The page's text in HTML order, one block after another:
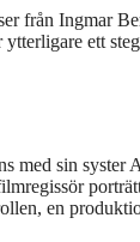
från Ingmar
ett
med sin syster
en